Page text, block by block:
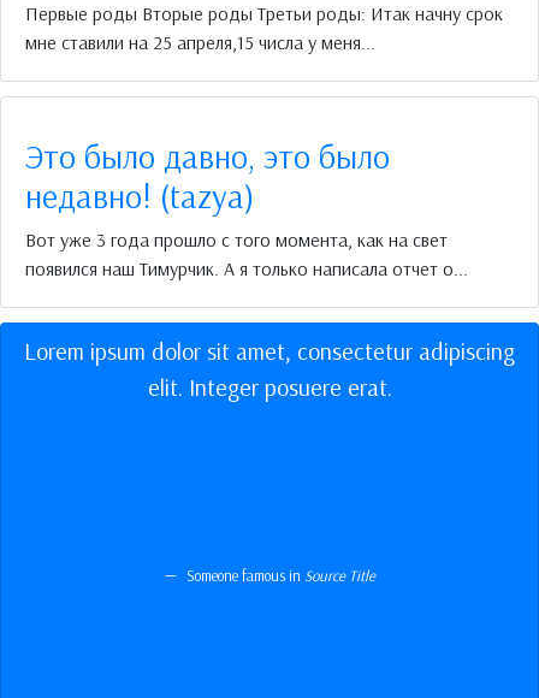
Первые роды Вторые роды Третьи роды: Итак начну срок
мне ставили на 25 апреля,15 числа у меня...
Это было давно, это было
недавно! (tazya)
Вот уже 3 года прошло с того момента, как на свет
появился наш Тимурчик. А я только написала отчет о...
Lorem ipsum dolor sit amet, consectetur adipiscing
elit. Integer posuere erat.
Someone famous in Source Title